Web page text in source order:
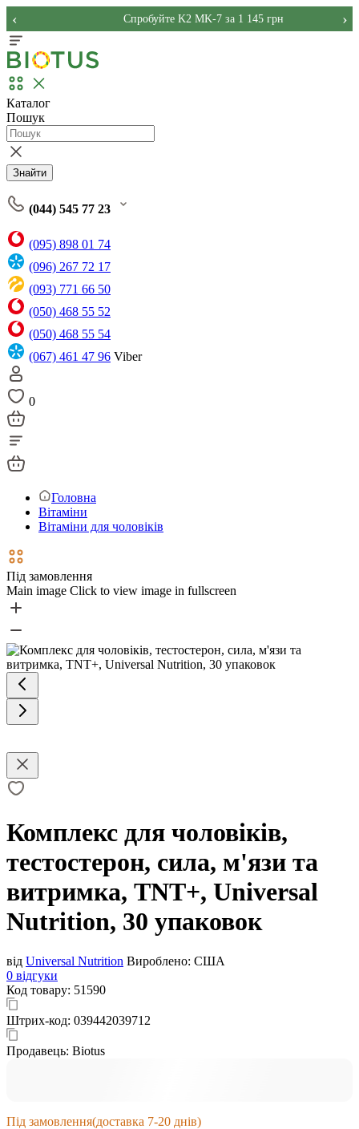
Спробуйте K2 MK-7 за 1 145 грн
‹ ›
Каталог
Пошук
Знайти
(044) 545 77 23
(095) 898 01 74
(096) 267 72 17
(093) 771 66 50
(050) 468 55 52
(050) 468 55 54
(067) 461 47 96 Viber
0
Головна
Вітаміни
Вітаміни для чоловіків
Під замовлення
Main image Click to view image in fullscreen
Комплекс для чоловіків,
тестостерон, сила, м'язи та
витримка, TNT+, Universal
Nutrition, 30 упаковок
від Universal Nutrition Вироблено: США
0 відгуки
Код товару: 51590
Штрих-код: 039442039712
Продавець: Biotus
Під замовлення(доставка 7-20 днів)